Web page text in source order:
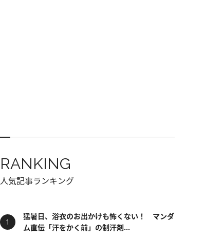
RANKING
人気記事ランキング
猛暑日、浴衣のお出かけも怖くない！ マンダ
ム直伝「汗をかく前」の制汗剤...